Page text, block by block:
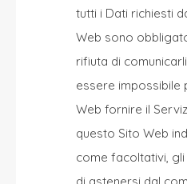
tutti i Dati richiesti
Web sono
rifiuta di
essere impossibile
Web fornire il
questo Sito Web
come facoltativi,